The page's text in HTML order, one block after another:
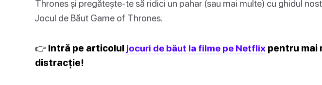
Thrones și pregătește-te să ridici un pahar (sau mai multe) cu ghidul
Jocul de Băut Game of Thrones.
👉 Intră pe articolul jocuri de băut la filme pe Netflix pentru mai
distracție!